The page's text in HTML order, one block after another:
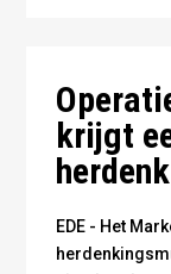
krijgt
EDE - Het